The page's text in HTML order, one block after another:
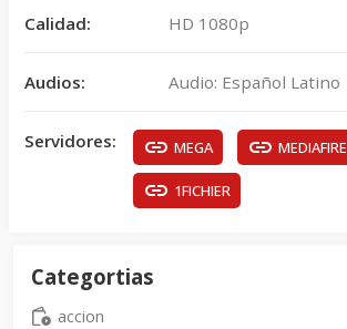
Calidad: HD 1080p
Audios: Audio: Español Latino
Servidores: MEGA MEDIAFIRE
1FICHIER
Categortias
accion